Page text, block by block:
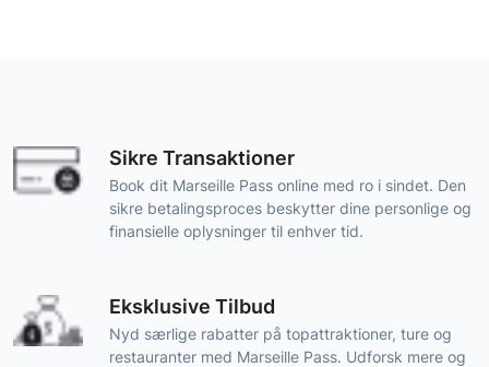
Sikre Transaktioner
Book dit Marseille Pass online med ro i sindet. Den
sikre betalingsproces beskytter dine personlige og
finansielle oplysninger til enhver tid.
Eksklusive Tilbud
Nyd særlige rabatter på topattraktioner, ture og
restauranter med Marseille Pass. Udforsk mere og